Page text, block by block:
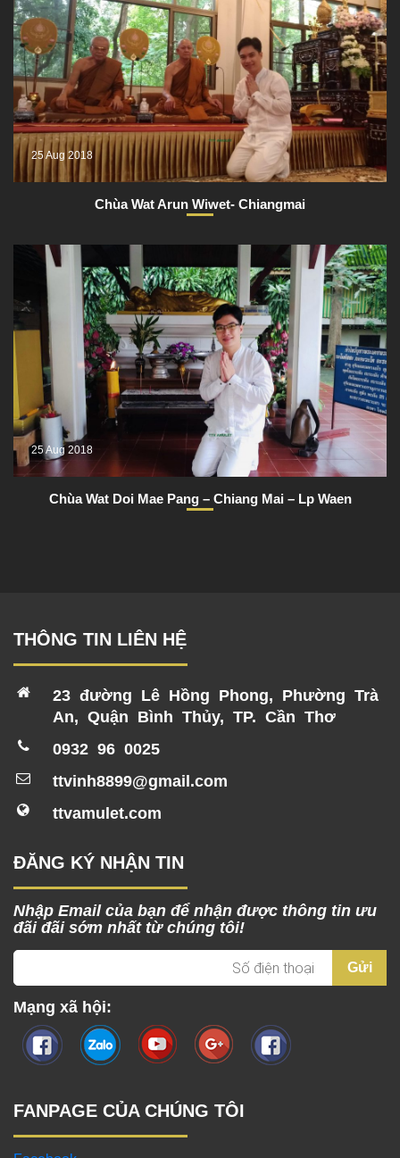
25 Aug 2018
Chùa Wat Arun Wiwet- Chiangmai
25 Aug 2018
Chùa Wat Doi Mae Pang – Chiang Mai – Lp Waen
THÔNG TIN LIÊN HỆ
23 đường Lê Hồng Phong, Phường Trà
An, Quận Bình Thủy, TP. Cần Thơ
0932 96 0025
ttvinh8899@gmail.com
ttvamulet.com
ĐĂNG KÝ NHẬN TIN
Nhập Email của bạn để nhận được thông tin ưu
đãi đãi sớm nhất từ chúng tôi!
Mạng xã hội:
FANPAGE CỦA CHÚNG TÔI